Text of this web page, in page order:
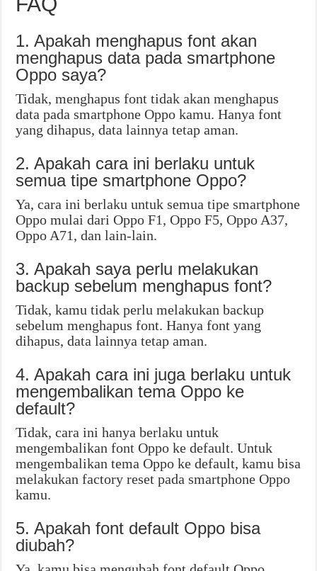
1. Apakah menghapus font akan
menghapus data pada smartphone
Oppo saya?
Tidak, menghapus font tidak akan menghapus
data pada smartphone Oppo kamu. Hanya font
yang dihapus, data lainnya tetap aman.
2. Apakah cara ini berlaku untuk
semua tipe smartphone Oppo?
Ya, cara ini berlaku untuk semua tipe smartphone
Oppo mulai dari Oppo F1, Oppo F5, Oppo A37,
Oppo A71, dan lain-lain.
3. Apakah saya perlu melakukan
backup sebelum menghapus font?
Tidak, kamu tidak perlu melakukan backup
sebelum menghapus font. Hanya font yang
dihapus, data lainnya tetap aman.
4. Apakah cara ini juga berlaku untuk
mengembalikan tema Oppo ke
default?
Tidak, cara ini hanya berlaku untuk
mengembalikan font Oppo ke default. Untuk
mengembalikan tema Oppo ke default, kamu bisa
melakukan factory reset pada smartphone Oppo
kamu.
5. Apakah font default Oppo bisa
diubah?